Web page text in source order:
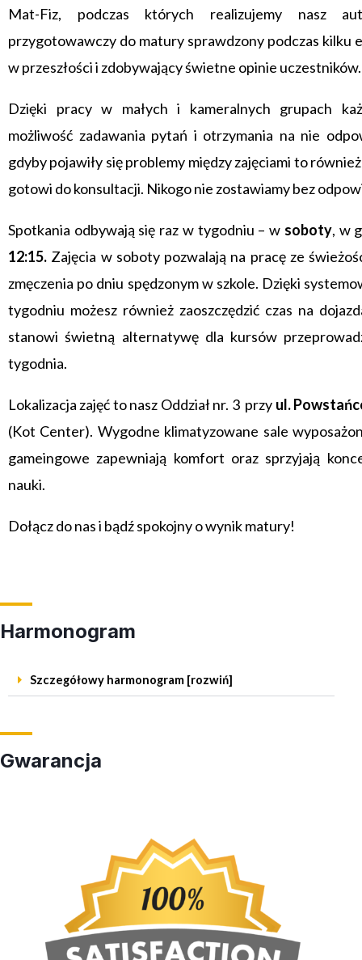
Mat-Fiz, podczas których realizujemy nasz
przygotowawczy do matury sprawdzony podczas kilku
w przeszłości i zdobywający świetne opinie uczestników.
Dzięki pracy w małych i kameralnych grupach
możliwość zadawania pytań i otrzymania na nie
gdyby pojawiły się problemy między zajęciami to
gotowi do konsultacji. Nikogo nie zostawiamy bez
Spotkania odbywają się raz w tygodniu – w soboty, w
12:15. Zajęcia w soboty pozwalają na pracę ze
zmęczenia po dniu spędzonym w szkole. Dzięki
tygodniu możesz również zaoszczędzić czas na
stanowi świetną alternatywę dla kursów
tygodnia.
Lokalizacja zajęć to nasz Oddział nr. 3 przy ul.
(Kot Center). Wygodne klimatyzowane sale
gameingowe zapewniają komfort oraz sprzyjają
nauki.
Dołącz do nas i bądź spokojny o wynik matury!
Harmonogram
Szczegółowy harmonogram [rozwiń]
Gwarancja